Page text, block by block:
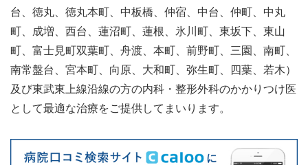
台、徳丸、徳丸本町、中板橋、仲宿、中台、仲町、中丸
町、成増、西台、蓮沼町、蓮根、氷川町、東坂下、東山
町、富士見町双葉町、舟渡、本町、前野町、三園、南町、
南常盤台、宮本町、向原、大和町、弥生町、四葉、若木）
及び東武東上線沿線の方の内科・整形外科のかかりつけ医
として最適な治療をご提供してまいります。